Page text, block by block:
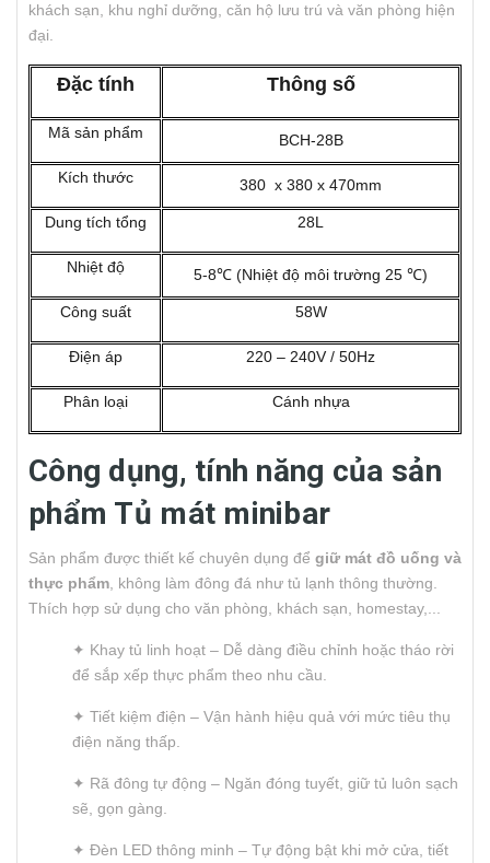
khách sạn, khu nghỉ dưỡng, căn hộ lưu trú và văn phòng hiện
đại.
Đặc tính Thông số
Mã sản phẩm BCH-28B
Kích thước 380 x 380 x 470mm
Dung tích tổng 28L
Nhiệt độ 5-8℃ (Nhiệt độ môi trường 25 ℃)
Công suất 58W
Điện áp 220 – 240V / 50Hz
Phân loại Cánh nhựa
Công dụng, tính năng của sản
phẩm Tủ mát minibar
Sản phẩm được thiết kế chuyên dụng để giữ mát đồ uống và
thực phẩm , không làm đông đá như tủ lạnh thông thường.
Thích hợp sử dụng cho văn phòng, khách sạn, homestay,...
✦ Khay tủ linh hoạt – Dễ dàng điều chỉnh hoặc tháo rời
để sắp xếp thực phẩm theo nhu cầu.
✦ Tiết kiệm điện – Vận hành hiệu quả với mức tiêu thụ
điện năng thấp.
✦ Rã đông tự động – Ngăn đóng tuyết, giữ tủ luôn sạch
sẽ, gọn gàng.
✦ Đèn LED thông minh – Tự động bật khi mở cửa, tiết